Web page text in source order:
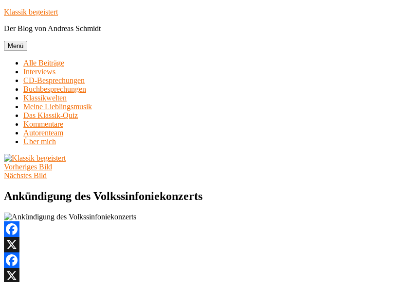
Zum
springen
Klassik begeistert
Der Blog von Andreas Schmidt
Menü
Alle Beiträge
Interviews
CD-Besprechungen
Buchbesprechungen
Klassikwelten
Meine Lieblingsmusik
Das Klassik-Quiz
Kommentare
Autorenteam
Über mich
Vorheriges Bild
Nächstes Bild
Ankündigung des Volkssinfoniekonzerts
Facebook
X
Facebook